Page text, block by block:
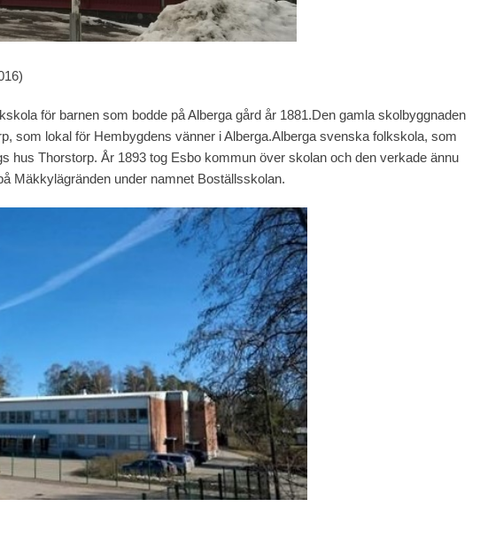
för barnen som bodde på Alberga gård år 1881.Den gamla skolbyggnaden
som lokal för Hembygdens vänner i Alberga.Alberga svenska folkskola, som
hus Thorstorp. År 1893 tog Esbo kommun över skolan och den verkade ännu
Mäkkylägränden under namnet Boställsskolan.